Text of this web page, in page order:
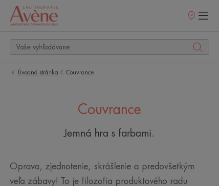
Predajné
Úvodná stránka Couvrance
Couvrance
Jemná hra s farbami.
Oprava, zjednotenie, skrášlenie a predovšetkým
veľa zábavy! To je filozofia produktového radu